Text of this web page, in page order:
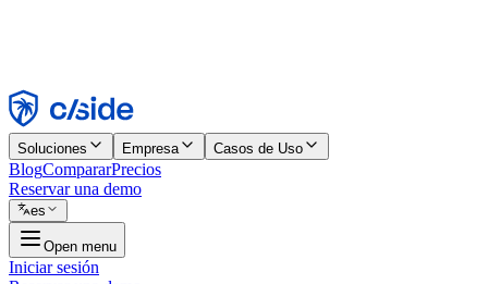
Rechazar
Soluciones Empresa Casos de Uso
BlogCompararPrecios
Reservar una demo
es
Open menu
Iniciar sesión